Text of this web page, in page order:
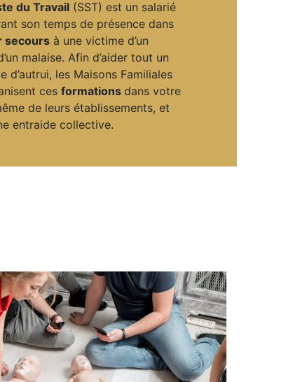
du Travail (SST) est un salarié
son temps de présence dans
secours à une victime d’un
malaise. Afin d’aider tout un
d’autrui, les Maisons Familiales
ces formations dans votre
de leurs établissements, et
entraide collective.